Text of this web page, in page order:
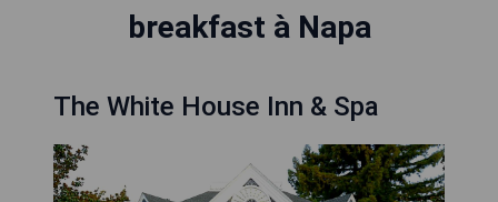
breakfast à Napa
The White House Inn & Spa